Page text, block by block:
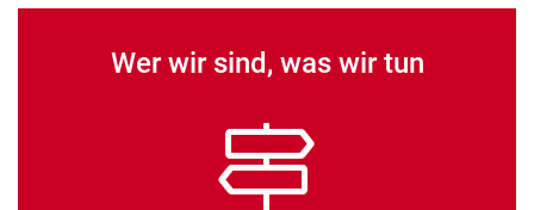
Wer wir sind, was wir tun